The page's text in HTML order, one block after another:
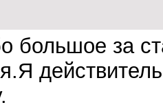
большое за